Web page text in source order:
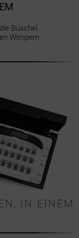
Büschel
Wimpern
IN EINEM